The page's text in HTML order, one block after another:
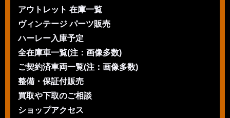
アウトレット 在庫一覧
ヴィンテージ パーツ販売
ハーレー入庫予定
全在庫車一覧(注：画像多数)
ご契約済車両一覧(注：画像多数)
整備・保証付販売
買取や下取のご相談
ショップアクセス